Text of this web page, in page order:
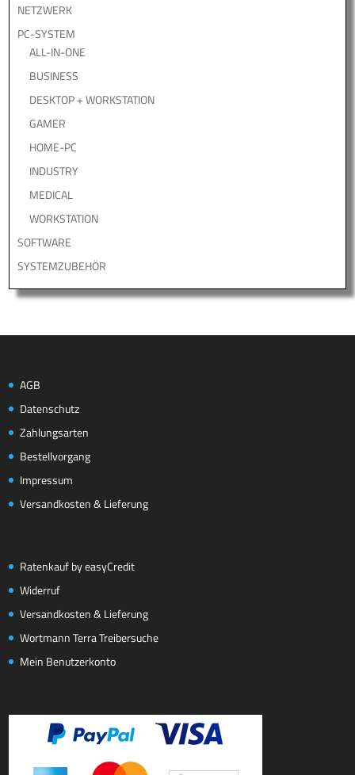
NETZWERK
PC-SYSTEM
ALL-IN-ONE
BUSINESS
DESKTOP + WORKSTATION
GAMER
HOME-PC
INDUSTRY
MEDICAL
WORKSTATION
SOFTWARE
SYSTEMZUBEHÖR
AGB
Datenschutz
Zahlungsarten
Bestellvorgang
Impressum
Versandkosten & Lieferung
Ratenkauf by easyCredit
Widerruf
Versandkosten & Lieferung
Wortmann Terra Treibersuche
Mein Benutzerkonto